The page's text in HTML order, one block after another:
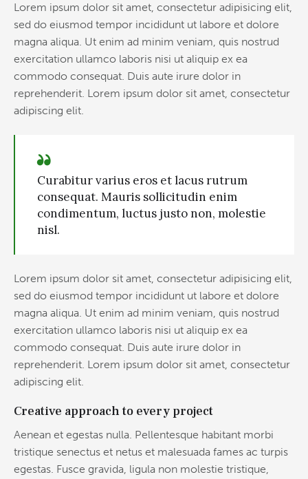
Lorem ipsum dolor sit amet, consectetur adipisicing elit,
sed do eiusmod tempor incididunt ut labore et dolore
magna aliqua. Ut enim ad minim veniam, quis nostrud
exercitation ullamco laboris nisi ut aliquip ex ea
commodo consequat. Duis aute irure dolor in
reprehenderit. Lorem ipsum dolor sit amet, consectetur
adipiscing elit.
Curabitur varius eros et lacus rutrum
consequat. Mauris sollicitudin enim
condimentum, luctus justo non, molestie
nisl.
Lorem ipsum dolor sit amet, consectetur adipisicing elit,
sed do eiusmod tempor incididunt ut labore et dolore
magna aliqua. Ut enim ad minim veniam, quis nostrud
exercitation ullamco laboris nisi ut aliquip ex ea
commodo consequat. Duis aute irure dolor in
reprehenderit. Lorem ipsum dolor sit amet, consectetur
adipiscing elit.
Creative approach to every project
Aenean et egestas nulla. Pellentesque habitant morbi
tristique senectus et netus et malesuada fames ac turpis
egestas. Fusce gravida, ligula non molestie tristique,